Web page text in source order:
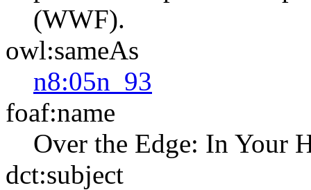
(WWF).
owl:sameAs
n8:05n_93
foaf:name
Over the Edge: In Your
dct:subject